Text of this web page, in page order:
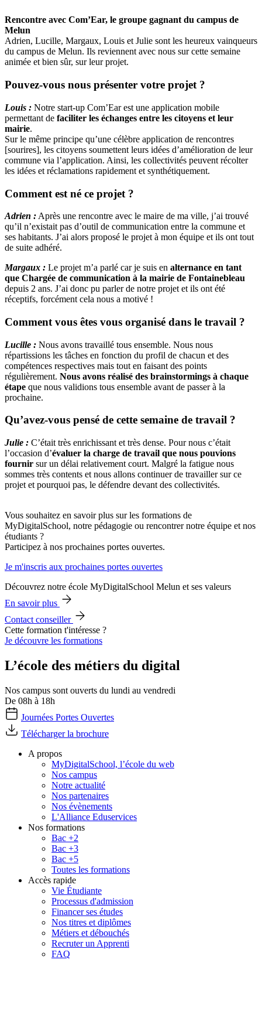
Rencontre avec Com’Ear, le groupe gagnant du campus de
Melun
Adrien, Lucille, Margaux, Louis et Julie sont les heureux vainqueurs
du campus de Melun. Ils reviennent avec nous sur cette semaine
animée et bien sûr, sur leur projet.
Pouvez-vous nous présenter votre projet ?
Louis : Notre start-up Com’Ear est une application mobile
permettant de faciliter les échanges entre les citoyens et leur
mairie.
Sur le même principe qu’une célèbre application de rencontres
[sourires], les citoyens soumettent leurs idées d’amélioration de leur
commune via l’application. Ainsi, les collectivités peuvent récolter
les idées et réclamations rapidement et synthétiquement.
Comment est né ce projet ?
Adrien : Après une rencontre avec le maire de ma ville, j’ai trouvé
qu’il n’existait pas d’outil de communication entre la commune et
ses habitants. J’ai alors proposé le projet à mon équipe et ils ont tout
de suite adhéré.
Margaux : Le projet m’a parlé car je suis en alternance en tant
que Chargée de communication à la mairie de Fontainebleau
depuis 2 ans. J’ai donc pu parler de notre projet et ils ont été
réceptifs, forcément cela nous a motivé !
Comment vous êtes vous organisé dans le travail ?
Lucille : Nous avons travaillé tous ensemble. Nous nous
répartissions les tâches en fonction du profil de chacun et des
compétences respectives mais tout en faisant des points
régulièrement. Nous avons réalisé des brainstormings à chaque
étape que nous validions tous ensemble avant de passer à la
prochaine.
Qu’avez-vous pensé de cette semaine de travail ?
Julie : C’était très enrichissant et très dense. Pour nous c’était
l’occasion d’évaluer la charge de travail que nous pouvions
fournir sur un délai relativement court. Malgré la fatigue nous
sommes très contents et nous allons continuer de travailler sur ce
projet et pourquoi pas, le défendre devant des collectivités.
Vous souhaitez en savoir plus sur les formations de
MyDigitalSchool, notre pédagogie ou rencontrer notre équipe et nos
étudiants ?
Participez à nos prochaines portes ouvertes.
Je m'inscris aux prochaines portes ouvertes
Découvrez notre école MyDigitalSchool Melun et ses valeurs
En savoir plus
Contact conseiller
Cette formation t'intéresse ?
Je découvre les formations
L’école des métiers du digital
Nos campus sont ouverts du lundi au vendredi
De 08h à 18h
Journées Portes Ouvertes
Télécharger la brochure
A propos
MyDigitalSchool, l’école du web
Nos campus
Notre actualité
Nos partenaires
Nos évènements
L'Alliance Eduservices
Nos formations
Bac +2
Bac +3
Bac +5
Toutes les formations
Accès rapide
Vie Étudiante
Processus d'admission
Financer ses études
Nos titres et diplômes
Métiers et débouchés
Recruter un Apprenti
FAQ